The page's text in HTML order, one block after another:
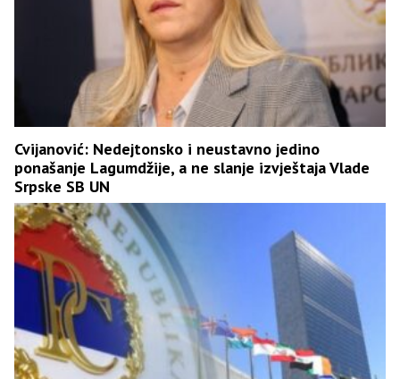
Cvijanović: Nedejtonsko i neustavno jedino
ponašanje Lagumdžije, a ne slanje izvještaja Vlade
Srpske SB UN